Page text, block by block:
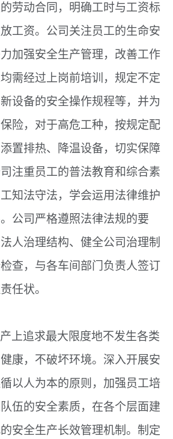
劳动合同，明确工时与工资标
工资。公司关注员工的生命安
加强安全生产管理，改善工作
需经过上岗前培训，规定不定
设备的安全操作规程等，并为
险，对于高危工种，按规定配
置排热、降温设备，切实保障
注重员工的普法教育和综合素
知法守法，学会运用法律维护
公司严格遵照法律法规的要
人治理结构、健全公司治理制
查，与各车间部门负责人签订
任状。
上追求最大限度地不发生各类
康，不破坏环境。深入开展安
以人为本的原则，加强员工培
伍的安全素质，在各个层面建
安全生产长效管理机制。制定